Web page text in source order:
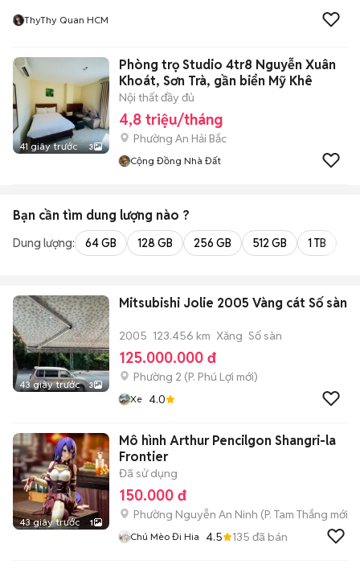
ThyThy Quan HCM
41 giây trước 3
Phòng trọ Studio 4tr8 Nguyễn Xuân
Khoát, Sơn Trà, gần biển Mỹ Khê
Nội thất đầy đủ
4,8 triệu/tháng
Phường An Hải Bắc
Cộng Đồng Nhà Đất
Bạn cần tìm dung lượng nào ?
Dung lượng: 64 GB 128 GB 256 GB 512 GB 1 TB
43 giây trước 3
Mitsubishi Jolie 2005 Vàng cát Số sàn
2005 123.456 km Xăng Số sàn
125.000.000 đ
Phường 2 (P. Phú Lợi mới)
Xe 4.0
43 giây trước 1
Mô hình Arthur Pencilgon Shangri-la
Frontier
Đã sử dụng
150.000 đ
Phường Nguyễn An Ninh (P. Tam Thắng mới)
Chú Mèo Đi Hia 4.5 135 đã bán